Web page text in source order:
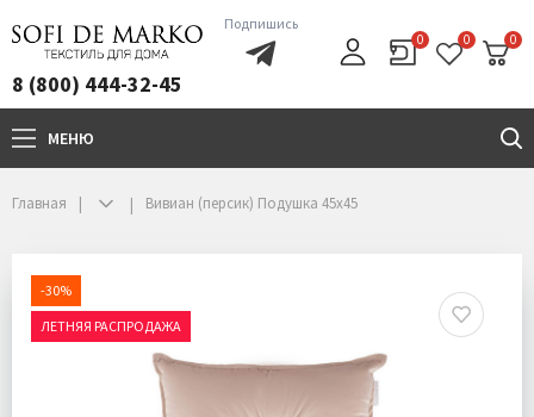
8 (800) 444-32-45
Подпишись
0 0 0
МЕНЮ
Главная Вивиан (персик) Подушка 45х45
-30%
ЛЕТНЯЯ РАСПРОДАЖА